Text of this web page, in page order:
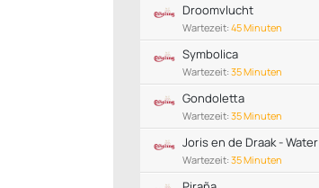
Droomvlucht
Wartezeit: 45 Minuten
Symbolica
Wartezeit: 35 Minuten
Gondoletta
Wartezeit: 35 Minuten
Joris en de Draak - Water
Wartezeit: 35 Minuten